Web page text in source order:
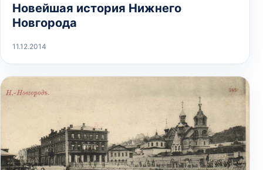
Новейшая история Нижнего
Новгорода
11.12.2014